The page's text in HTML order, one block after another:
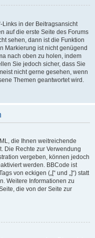
Links in der Beitragsansicht
auf die erste Seite des Forums
sehen, dann ist die Funktion
Markierung ist nicht genügend
nach oben zu holen, indem
Sie jedoch sicher, dass Sie
nicht gerne gesehen, wenn
Themen geantwortet wird.
die Ihnen weitreichende
Die Rechte zur Verwendung
vergeben, können jedoch
werden. BBCode ist
von eckigen („[“ und „]“) statt
Weitere Informationen zu
die von der Seite zur